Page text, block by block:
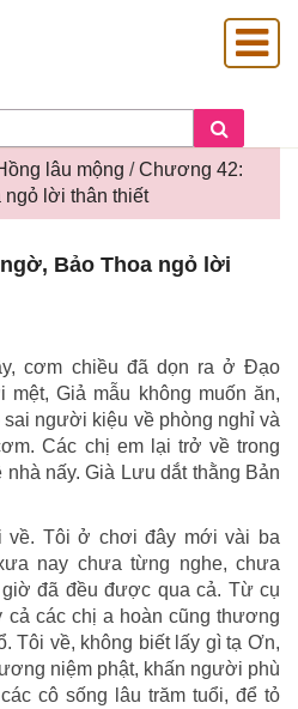
lâu mộng /Chương 42:
lời thân thiết
42:
Bảo
Thoa
ngỏ
lời
thân
Bảo Thoa ngỏ lời
cơm chiều đã dọn ra ở Đạo
Giả mẫu không muốn ăn,
sai người kiệu về phòng nghỉ và
Các chị em lại trở về trong
nấy. Già Lưu dắt thằng Bản
về. Tôi ở chơi đây mới vài ba
nay chưa từng nghe, chưa
đã đều được qua cả. Từ cụ
cả các chị a hoàn cũng thương
Tôi về, không biết lấy gì tạ Ơn,
niệm phật, khấn người phù
cô sống lâu trăm tuổi, để tỏ